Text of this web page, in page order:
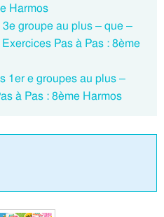
Harmos
groupe au plus – que –
Pas à Pas : 8ème
1er e groupes au plus –
à Pas : 8ème Harmos